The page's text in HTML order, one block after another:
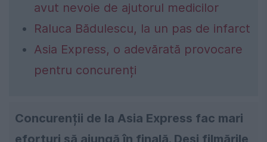
avut nevoie de ajutorul medicilor
Raluca Bădulescu, la un pas de infarct
Asia Express, o adevărată provocare
pentru concurenți
Concurenții de la Asia Express fac mari